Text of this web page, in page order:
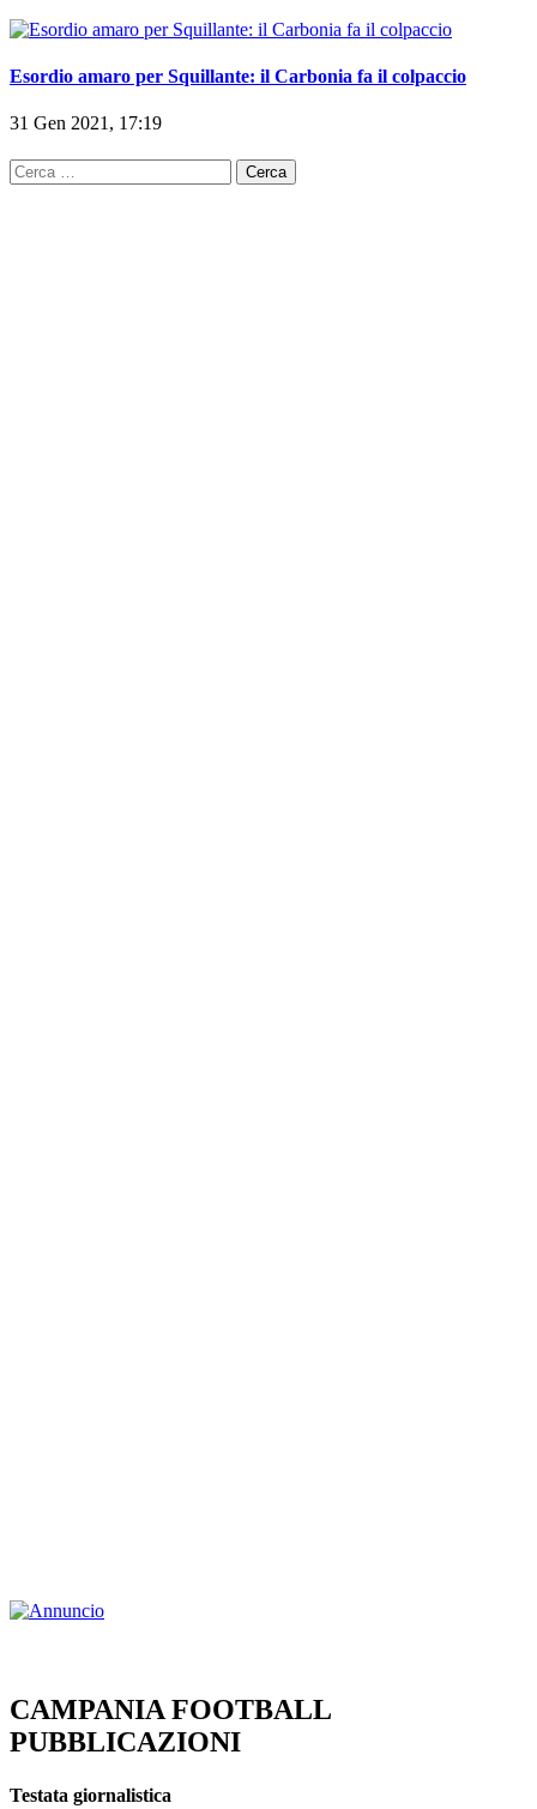
Esordio amaro per Squillante: il Carbonia fa il colpaccio
31 Gen 2021, 17:19
Ricerca
per:
CAMPANIA FOOTBALL
PUBBLICAZIONI
Testata giornalistica